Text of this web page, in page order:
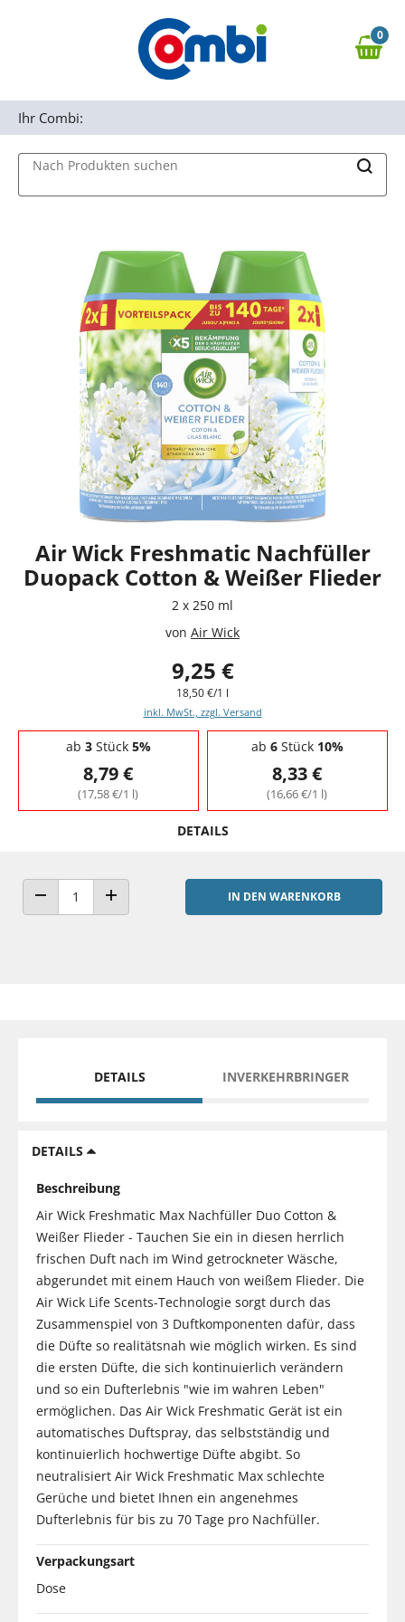
Zur Navigation springen
0,00 €
0
Nach Produkten suchen
Ihr Combi:
Air Wick Freshmatic Nachfüller
Duopack Cotton & Weißer Flieder
2 x 250 ml
von Air Wick
9,25 €
18,50 €/1 l
inkl. MwSt., zzgl. Versand
Staffelpreise - Mengenrabatt
ab 3Stück 5%
8,79 €
(17,58 €/1 l)
ab 6Stück 10%
8,33 €
(16,66 €/1 l)
DETAILS
ANZAHL VERRINGERNANZAHL ERHÖHEN
IN DEN WARENKORB
DETAILS INVERKEHRBRINGER
DETAILS
Beschreibung
Air Wick Freshmatic Max Nachfüller Duo Cotton &
Weißer Flieder - Tauchen Sie ein in diesen herrlich
frischen Duft nach im Wind getrockneter Wäsche,
abgerundet mit einem Hauch von weißem Flieder. Die
Air Wick Life Scents-Technologie sorgt durch das
Zusammenspiel von 3 Duftkomponenten dafür, dass
die Düfte so realitätsnah wie möglich wirken. Es sind
die ersten Düfte, die sich kontinuierlich verändern
und so ein Dufterlebnis "wie im wahren Leben"
ermöglichen. Das Air Wick Freshmatic Gerät ist ein
automatisches Duftspray, das selbstständig und
kontinuierlich hochwertige Düfte abgibt. So
neutralisiert Air Wick Freshmatic Max schlechte
Gerüche und bietet Ihnen ein angenehmes
Dufterlebnis für bis zu 70 Tage pro Nachfüller.
Verpackungsart
Dose